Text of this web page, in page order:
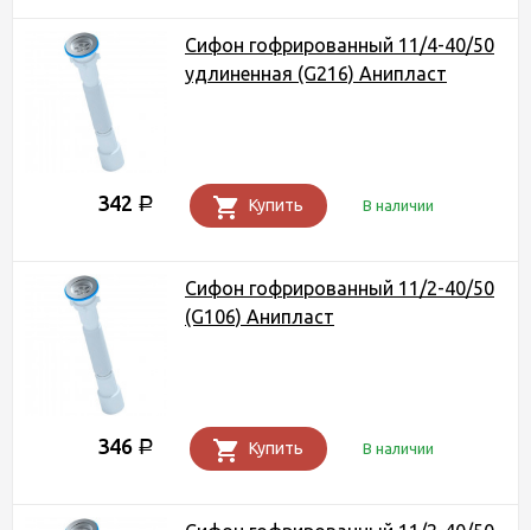
Сифон гофрированный 11/4-40/50
удлиненная (G216) Анипласт
342 Р Купить В наличии
Сифон гофрированный 11/2-40/50
(G106) Анипласт
346 Р Купить В наличии